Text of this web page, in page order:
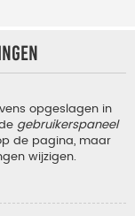
opgeslagen in
gebruikerspaneel
de pagina, maar
wijzigen.